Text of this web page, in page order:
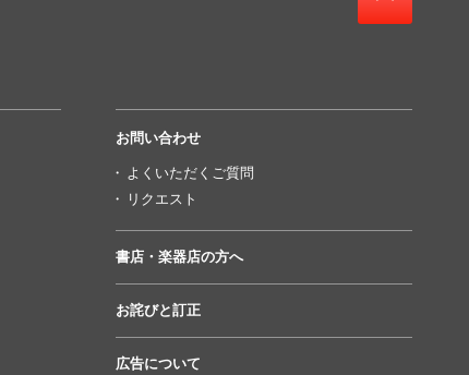
お問い合わせ
よくいただくご質問
リクエスト
書店・楽器店の方へ
お詫びと訂正
広告について